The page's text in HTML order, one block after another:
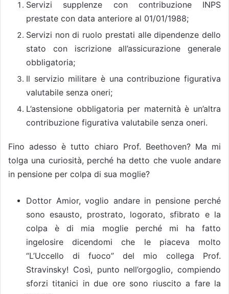
Servizi supplenze con contribuzione INPS
prestate con data anteriore al 01/01/1988;
Servizi non di ruolo prestati alle dipendenze dello
stato con iscrizione all’assicurazione generale
obbligatoria;
Il servizio militare è una contribuzione figurativa
valutabile senza oneri;
L’astensione obbligatoria per maternità è un’altra
contribuzione figurativa valutabile senza oneri.
Fino adesso è tutto chiaro Prof. Beethoven? Ma mi
tolga una curiosità, perché ha detto che vuole andare
in pensione per colpa di sua moglie?
Dottor Amior, voglio andare in pensione perché
sono esausto, prostrato, logorato, sfibrato e la
colpa è di mia moglie perché mi ha fatto
ingelosire dicendomi che le piaceva molto
“L’Uccello di fuoco” del mio collega Prof.
Stravinsky! Così, punto nell’orgoglio, compiendo
sforzi titanici in due ore sono riuscito a fare la